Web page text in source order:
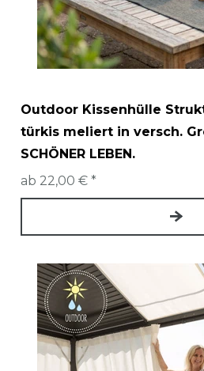
Outdoor Kissenhülle
türkis meliert in versch.
SCHÖNER LEBEN.
ab 22,00 € *